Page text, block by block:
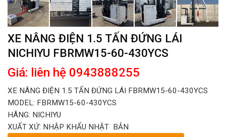
XE NÂNG ĐIỆN 1.5 TẤN ĐỨNG LÁI
NICHIYU FBRMW15-60-430YCS
Giá: liên hệ 0943888255
XE NÂNG ĐIỆN 1.5 TẤN ĐỨNG LÁI FBRMW15-60-430YCS
MODEL: FBRMW15-60-430YCS
HÃNG: NICHIYU
XUẤT XỨ: NHẬP KHẨU NHẬT BẢN